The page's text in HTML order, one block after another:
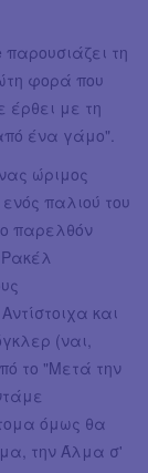
τη
φορά που
έρθει με τη
ένα γάμο".
ώριμος
παλιού του
παρελθόν
και
(ναι,
το "Μετά την
όμως θα
την Άλμα σ'